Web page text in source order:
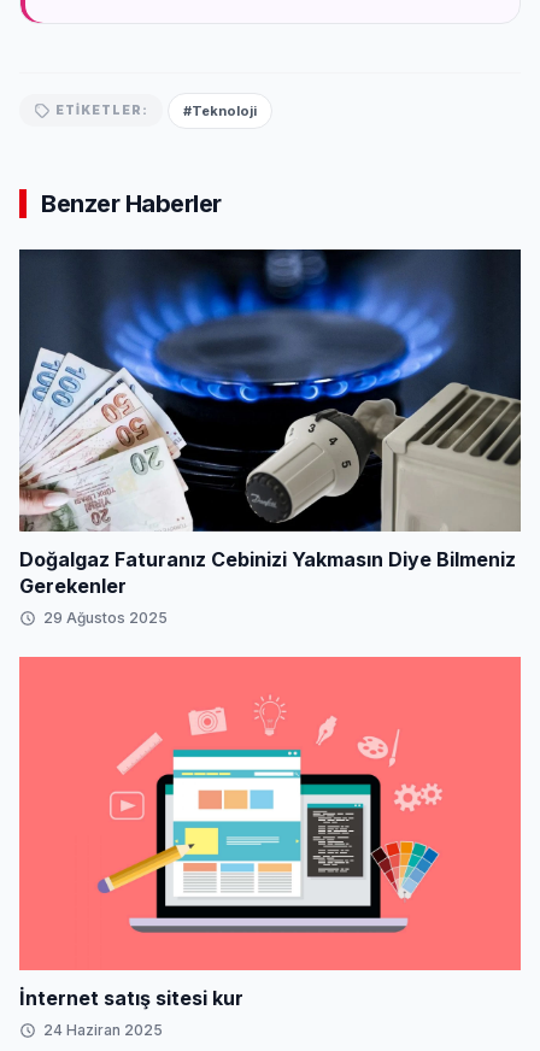
ETIKETLER: #Teknoloji
Benzer Haberler
Doğalgaz Faturanız Cebinizi Yakmasın Diye Bilmeniz
Gerekenler
29 Ağustos 2025
İnternet satış sitesi kur
24 Haziran 2025